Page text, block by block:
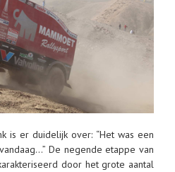
is er duidelijk over: “Het was een
De negende etappe van
door het grote aantal